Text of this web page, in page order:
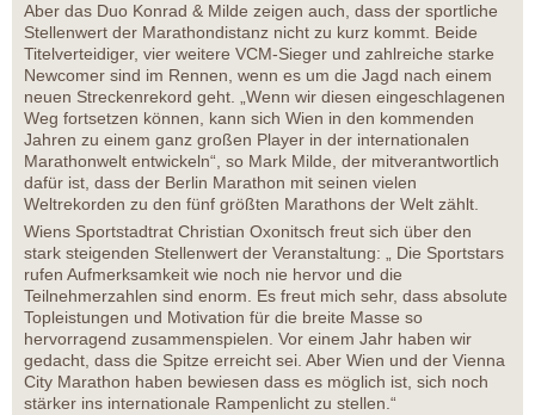
Aber das Duo Konrad & Milde zeigen auch, dass der sportliche
Stellenwert der Marathondistanz nicht zu kurz kommt. Beide
Titelverteidiger, vier weitere VCM-Sieger und zahlreiche starke
Newcomer sind im Rennen, wenn es um die Jagd nach einem
neuen Streckenrekord geht. „Wenn wir diesen eingeschlagenen
Weg fortsetzen können, kann sich Wien in den kommenden
Jahren zu einem ganz großen Player in der internationalen
Marathonwelt entwickeln“, so Mark Milde, der mitverantwortlich
dafür ist, dass der Berlin Marathon mit seinen vielen
Weltrekorden zu den fünf größten Marathons der Welt zählt.
Wiens Sportstadtrat Christian Oxonitsch freut sich über den
stark steigenden Stellenwert der Veranstaltung: „ Die Sportstars
rufen Aufmerksamkeit wie noch nie hervor und die
Teilnehmerzahlen sind enorm. Es freut mich sehr, dass absolute
Topleistungen und Motivation für die breite Masse so
hervorragend zusammenspielen. Vor einem Jahr haben wir
gedacht, dass die Spitze erreicht sei. Aber Wien und der Vienna
City Marathon haben bewiesen dass es möglich ist, sich noch
stärker ins internationale Rampenlicht zu stellen.“